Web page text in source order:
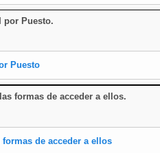
por Puesto.
Puesto
formas de acceder a ellos.
de acceder a ellos